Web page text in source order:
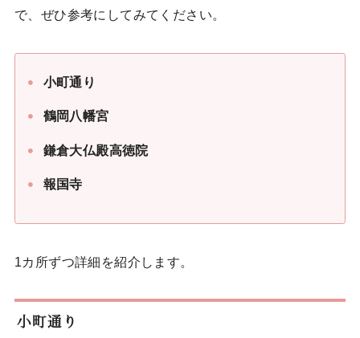
で、ぜひ参考にしてみてください。
小町通り
鶴岡八幡宮
鎌倉大仏殿高徳院
報国寺
1カ所ずつ詳細を紹介します。
小町通り